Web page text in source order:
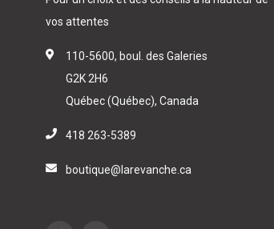
vos attentes
110-5600, boul. des Galeries
G2K 2H6
Québec (Québec), Canada
418 263-5389
boutique@larevanche.ca